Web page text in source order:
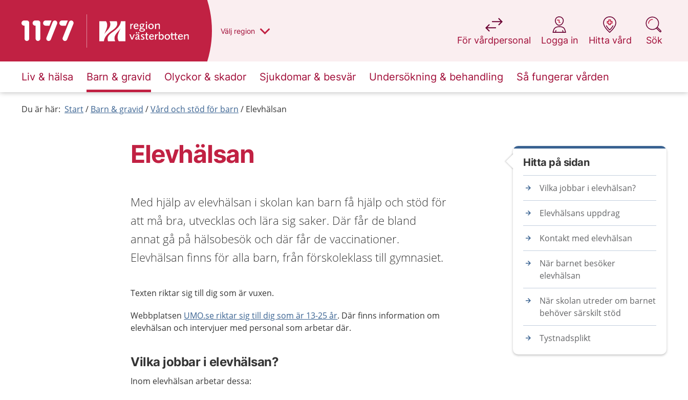
Till startsidan för 1177 Du har valt region
Välj en annan
region
För vårdpersonal
på 1177.se
Logga in
på 1177.se
Hitta vård
på 1177.se
Sök
på 1177.se
Liv & hälsa Barn & gravid Olyckor & skador Sjukdomar & besvär Undersökning & behandling Så fungerar vården
Du är här: Start Barn & gravid Vård och stöd för barn Elevhälsan
Elevhälsan
Med hjälp av elevhälsan i skolan kan barn få hjälp och stöd för
att må bra, utvecklas och lära sig saker. Där får de bland
annat gå på hälsobesök och där får de vaccinationer.
Elevhälsan finns för alla barn, från förskoleklass till gymnasiet.
Texten riktar sig till dig som är vuxen.
Webbplatsen UMO.se riktar sig till dig som är 13-25 år. Där finns information om
elevhälsan och intervjuer med personal som arbetar där.
Vilka jobbar i elevhälsan?
Inom elevhälsan arbetar dessa:
Hitta på sidan
Vilka jobbar i elevhälsan?
Elevhälsans uppdrag
Kontakt med elevhälsan
När barnet besöker
elevhälsan
När skolan utreder om barnet
behöver särskilt stöd
Tystnadsplikt